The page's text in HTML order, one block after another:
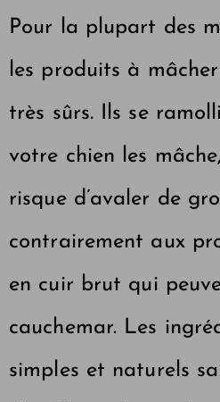
Pour la plupart des
les produits à
très sûrs. Ils se
votre chien les
risque d’avaler de
contrairement aux
en cuir brut qui
cauchemar. Les
simples et naturels